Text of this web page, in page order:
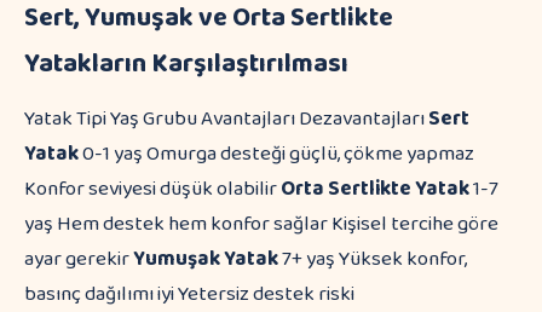
Sert, Yumuşak ve Orta Sertlikte
Yatakların Karşılaştırılması
Yatak Tipi Yaş Grubu Avantajları DezavantajlarıSert
Yatak0-1 yaş Omurga desteği güçlü, çökme yapmaz
Konfor seviyesi düşük olabilirOrta Sertlikte Yatak1-7
yaş Hem destek hem konfor sağlar Kişisel tercihe göre
ayar gerekirYumuşak Yatak7+ yaş Yüksek konfor,
basınç dağılımı iyi Yetersiz destek riski